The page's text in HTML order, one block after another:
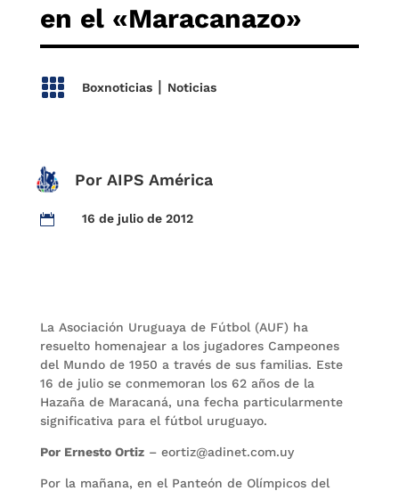
en el «Maracanazo»
 Boxnoticias| Noticias
Por AIPS América
 16 de julio de 2012
La Asociación Uruguaya de Fútbol (AUF) ha
resuelto homenajear a los jugadores Campeones
del Mundo de 1950 a través de sus familias. Este
16 de julio se conmemoran los 62 años de la
Hazaña de Maracaná, una fecha particularmente
significativa para el fútbol uruguayo.
Por Ernesto Ortiz– eortiz@adinet.com.uy
Por la mañana, en el Panteón de Olímpicos del